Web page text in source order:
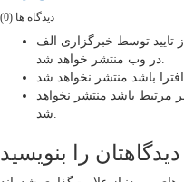
دیدگاه ها (0)
توسط خبرگزاری الف
مرتبط باشد منتشر نخواهد
دیدگاهتان را بنویسید